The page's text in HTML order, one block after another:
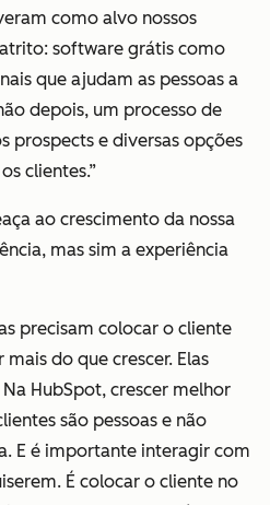
como alvo nossos
software grátis como
que ajudam as pessoas a
depois, um processo de
prospects e diversas opções
clientes.”
ao crescimento da nossa
mas sim a experiência
precisam colocar o cliente
do que crescer. Elas
HubSpot, crescer melhor
são pessoas e não
E é importante interagir com
É colocar o cliente no